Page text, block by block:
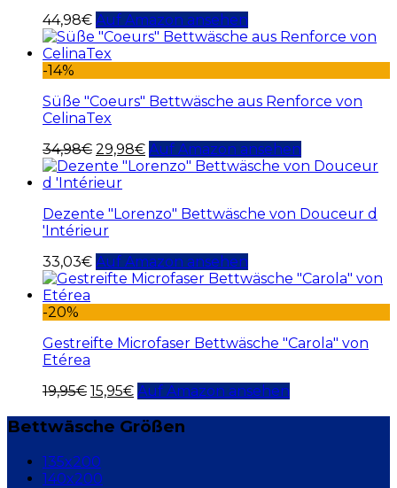
44,98€ Auf Amazon ansehen
-14%
Süße "Coeurs" Bettwäsche aus Renforce von
CelinaTex
34,98€ 29,98€ Auf Amazon ansehen
Dezente "Lorenzo" Bettwäsche von Douceur d
'Intérieur
33,03€ Auf Amazon ansehen
-20%
Gestreifte Microfaser Bettwäsche "Carola" von
Etérea
19,95€ 15,95€ Auf Amazon ansehen
Bettwäsche Größen
135x200
140x200